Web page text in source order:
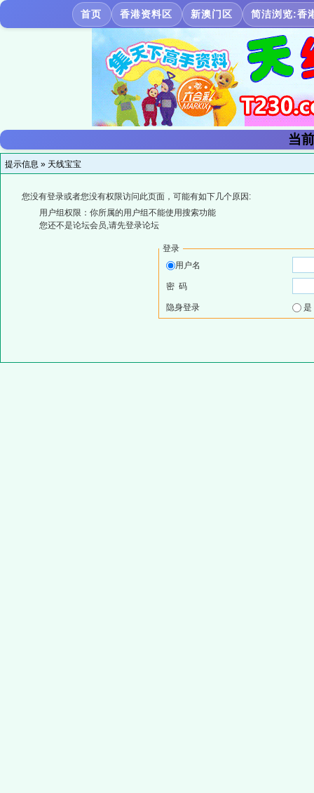
首页 香港资料区 新澳门区 简洁浏览:香
当
提示信息 » 天线宝宝
您没有登录或者您没有权限访问此页面，可能有如下几个原因:
用户组权限：你所属的用户组不能使用搜索功能
您还不是论坛会员,请先登录论坛
登录
用户名
密 码
隐身登录